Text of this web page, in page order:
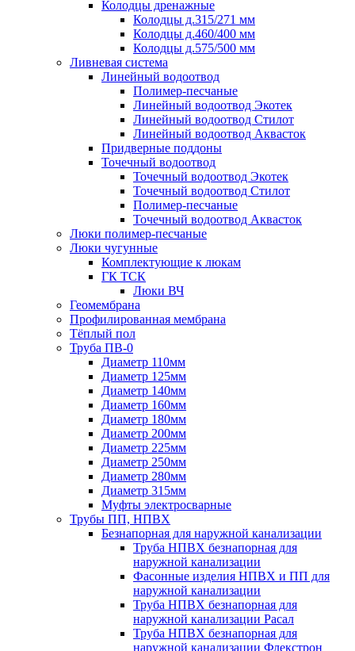
Колодцы дренажные
Колодцы д.315/271 мм
Колодцы д.460/400 мм
Колодцы д.575/500 мм
Ливневая система
Линейный водоотвод
Полимер-песчаные
Линейный водоотвод Экотек
Линейный водоотвод Стилот
Линейный водоотвод Аквасток
Придверные поддоны
Точечный водоотвод
Точечный водоотвод Экотек
Точечный водоотвод Стилот
Полимер-песчаные
Точечный водоотвод Аквасток
Люки полимер-песчаные
Люки чугунные
Комплектующие к люкам
ГК ТСК
Люки ВЧ
Геомембрана
Профилированная мембрана
Тёплый пол
Труба ПВ-0
Диаметр 110мм
Диаметр 125мм
Диаметр 140мм
Диаметр 160мм
Диаметр 180мм
Диаметр 200мм
Диаметр 225мм
Диаметр 250мм
Диаметр 280мм
Диаметр 315мм
Муфты электросварные
Трубы ПП, НПВХ
Безнапорная для наружной канализации
Труба НПВХ безнапорная для
наружной канализации
Фасонные изделия НПВХ и ПП для
наружной канализации
Труба НПВХ безнапорная для
наружной канализации Расал
Труба НПВХ безнапорная для
наружной канализации Флекстрон